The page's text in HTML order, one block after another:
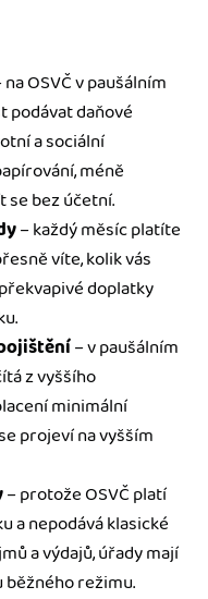
na OSVČ v paušálním
podávat daňové
a sociální
méně
se bez účetní.
– každý měsíc platíte
víte, kolik vás
doplatky
– v paušálním
z vyššího
minimální
projeví na vyšším
– protože OSVČ platí
a nepodává klasické
a výdajů, úřady mají
režimu.